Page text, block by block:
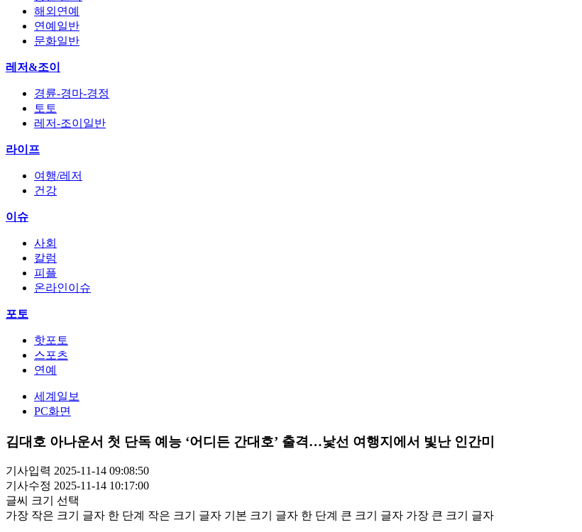
해외연예
연예일반
문화일반
레저&조이
경륜-경마-경정
토토
레저-조이일반
라이프
여행/레저
건강
이슈
사회
칼럼
피플
온라인이슈
포토
핫포토
스포츠
연예
세계일보
PC화면
김대호 아나운서 첫 단독 예능 ‘어디든 간대호’ 출격…낯선 여행지에서 빛난 인간미
기사입력 2025-11-14 09:08:50
기사수정 2025-11-14 10:17:00
글씨 크기 선택
가장 작은 크기 글자 한 단계 작은 크기 글자 기본 크기 글자 한 단계 큰 크기 글자 가장 큰 크기 글자